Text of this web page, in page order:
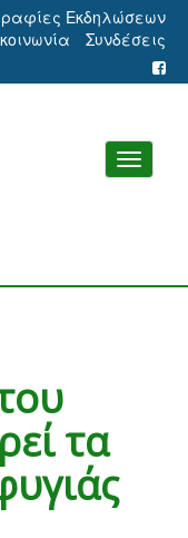
Εκδηλώσεων
Συνδέσεις
τα